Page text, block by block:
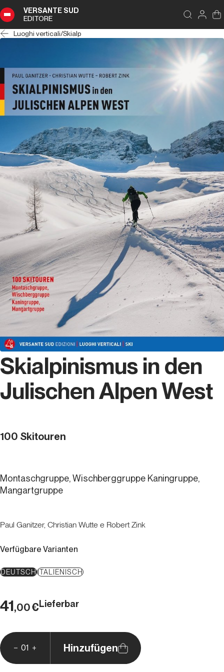
VERSANTE SUD
EDITORE
Luoghi verticali/Skialp
Skialpinismus in den
Julischen Alpen West
100 Skitouren
Montaschgruppe, Wischberggruppe Kaningruppe,
Mangartgruppe
Paul Ganitzer, Christian Wutte e Robert Zink
Verfügbare Varianten
DEUTSCHITALIENISCH
41,00€Lieferbar
01 Hinzufügen